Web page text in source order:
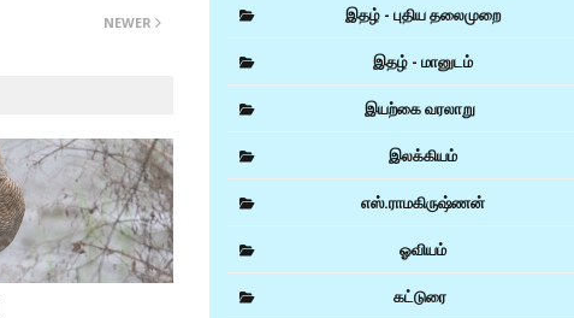
NEWER இதழ் - புதிய தலைமுறை
இதழ் - மானுடம்
இயற்கை வரலாறு
இலக்கியம்
எஸ்.ராமகிருஷ்ணன்
ஓவியம்
கட்டுரை